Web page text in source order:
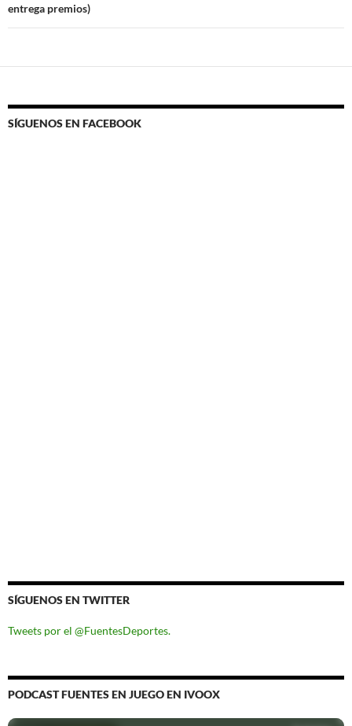
entrega premios)
SÍGUENOS EN FACEBOOK
SÍGUENOS EN TWITTER
Tweets por el @FuentesDeportes.
PODCAST FUENTES EN JUEGO EN IVOOX